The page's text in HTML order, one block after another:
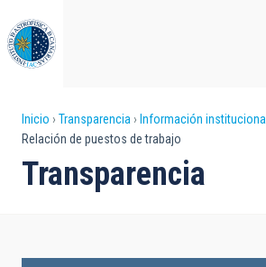
al
contenido
principal
Sobrescribir
enlaces
de
a
Inicio Transparencia Información institucional
Relación de puestos de trabajo
Transparencia